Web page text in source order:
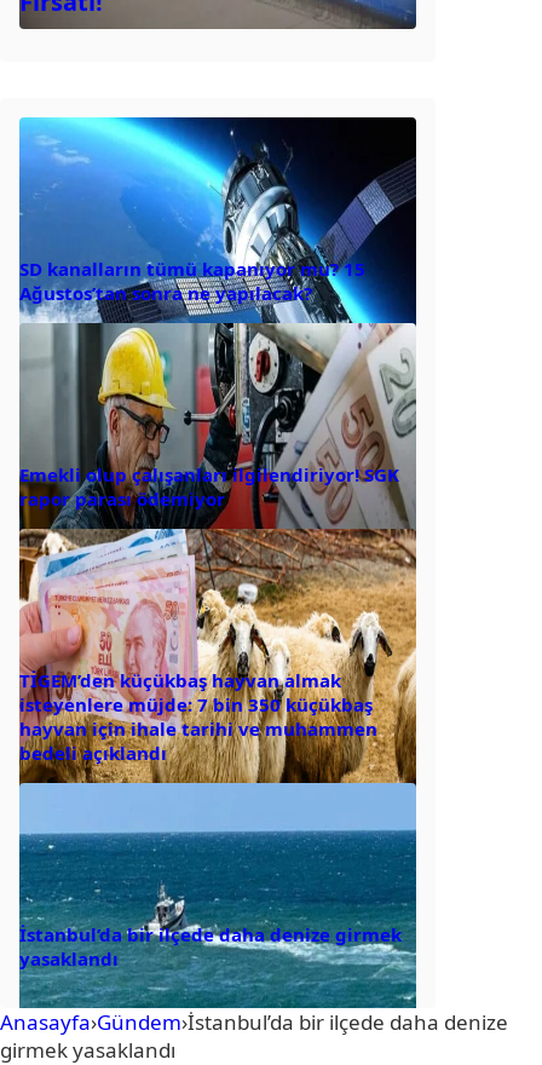
SD kanalların tümü kapanıyor mu? 15
Ağustos’tan sonra ne yapılacak?
Emekli olup çalışanları ilgilendiriyor! SGK
rapor parası ödemiyor
TİGEM’den küçükbaş hayvan almak
isteyenlere müjde: 7 bin 350 küçükbaş
hayvan için ihale tarihi ve muhammen
bedeli açıklandı
İstanbul’da bir ilçede daha denize girmek
yasaklandı
Anasayfa›Gündem›İstanbul’da bir ilçede daha denize
girmek yasaklandı